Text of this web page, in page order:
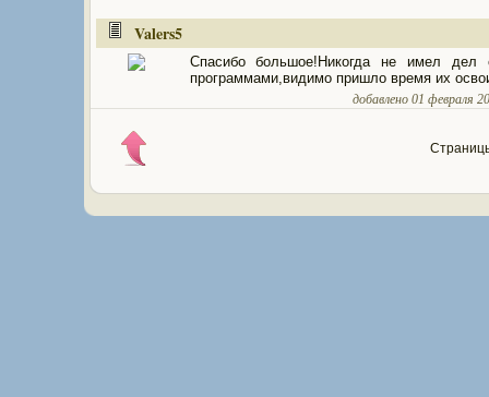
Valers5
Спасибо большое!Никогда не имел дел
программами,видимо пришло время их
добавлено 01 февраля